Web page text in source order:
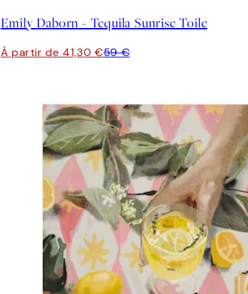
Emily Daborn - Tequila Sunrise Toile
À partir de 41,30 €59 €